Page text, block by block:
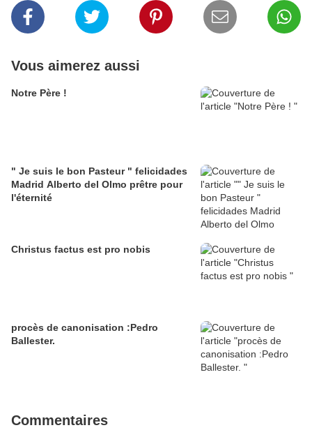
Vous aimerez aussi
Notre Père !
" Je suis le bon Pasteur " felicidades
Madrid Alberto del Olmo prêtre pour
l'éternité
Christus factus est pro nobis
procès de canonisation :Pedro
Ballester.
Commentaires